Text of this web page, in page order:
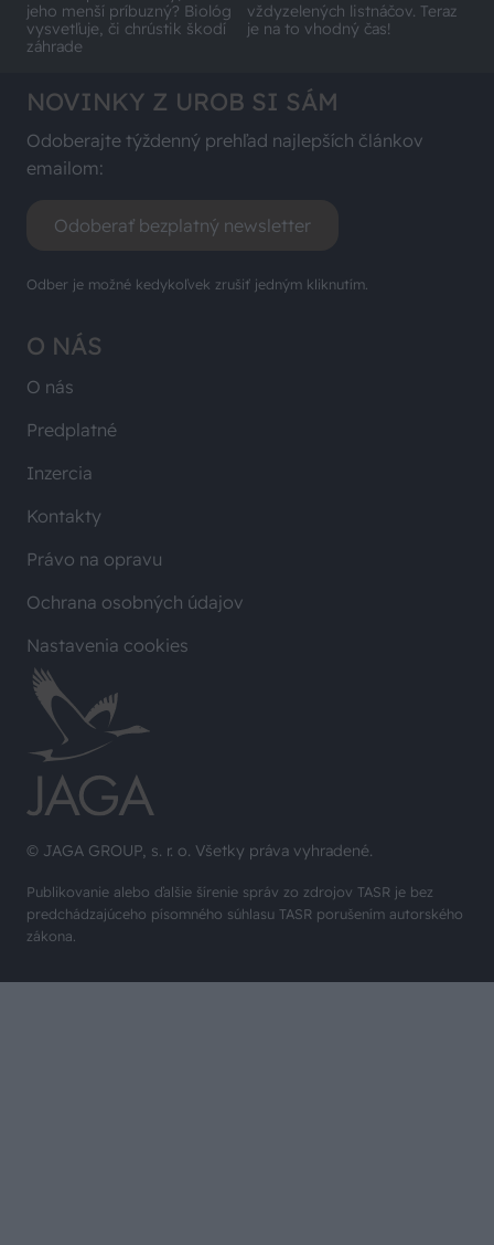
jeho menší príbuzný? Biológ
vysvetľuje, či chrústik škodí
záhrade
vždyzelených listnáčov. Teraz
je na to vhodný čas!
© JAGA GROUP, s. r. o. Všetky práva vyhradené.
Publikovanie alebo ďalšie šírenie správ zo zdrojov TASR je bez
predchádzajúceho písomného súhlasu TASR porušením autorského
zákona.
O NÁS
O nás
Predplatné
Inzercia
Kontakty
Právo na opravu
Ochrana osobných údajov
Nastavenia cookies
NOVINKY Z UROB SI SÁM
Odoberajte týždenný prehľad najlepších článkov
emailom:
Odoberať bezplatný newsletter
Odber je možné kedykoľvek zrušiť jedným kliknutím.